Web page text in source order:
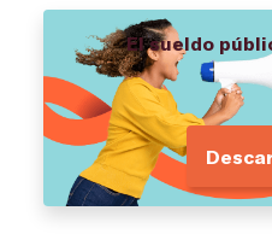
El sueldo